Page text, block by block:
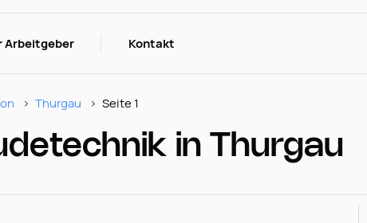
Arbeitgeber Kontakt
Thurgau Seite 1
in Thurgau